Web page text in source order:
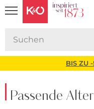
UNSERE APP
CLICK &
BIS ZU
Passende